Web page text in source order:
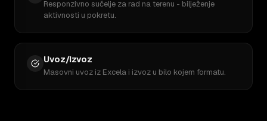
Responzivno sučelje za rad na terenu - bilježenje
aktivnosti u pokretu.
Uvoz/Izvoz
Masovni uvoz iz Excela i izvoz u bilo kojem formatu.